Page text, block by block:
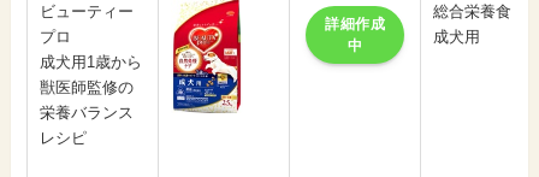
ビューティー
プロ
成犬用1歳から
獣医師監修の
栄養バランス
レシピ
詳細作成
中
総合栄養食
成犬用